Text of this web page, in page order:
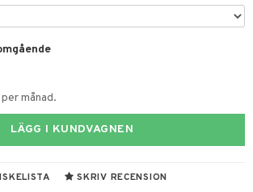
månad.
LÄGG I KUNDVAGNEN
SKRIV RECENSION